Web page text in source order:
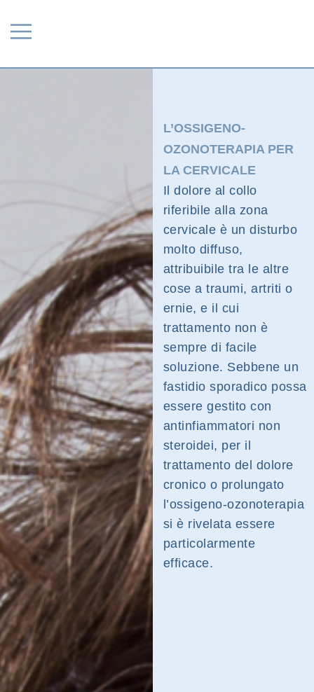
L’OSSIGENO-
OZONOTERAPIA PER
LA CERVICALE
Il dolore al collo
riferibile alla zona
cervicale è un disturbo
molto diffuso,
attribuibile tra le altre
cose a traumi, artriti o
ernie, e il cui
trattamento non è
sempre di facile
soluzione. Sebbene un
fastidio sporadico possa
essere gestito con
antinfiammatori non
steroidei, per il
trattamento del dolore
cronico o prolungato
l’ossigeno-ozonoterapia
si è rivelata essere
particolarmente
efficace.